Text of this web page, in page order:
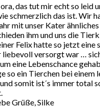
das tut mir echt so leid
schmerzlich das ist. Wir
mit unser Kater
ihm und uns die
Felix hatte so jetzt eine
liebevoll versorgt war …
eine Lebenschance
so ein Tierchen bei einem
somit ist´s immer total
Grüße, Silke